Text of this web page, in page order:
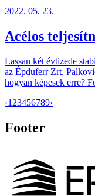
2022. 05. 23.
Acélos
Lassan két évtizede
az Épduferr Zrt.
hogyan képesek erre?
‹1 23456789›
Footer